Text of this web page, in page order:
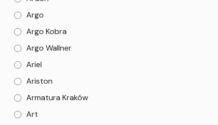
Argo
Argo Kobra
Argo Wallner
Ariel
Ariston
Armatura Kraków
Art